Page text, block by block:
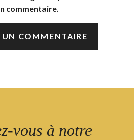
commentaire.
vous à notre